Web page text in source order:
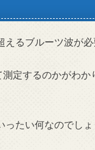
るブルーツ波が必
定するのかがわ
たい何なのでしょ